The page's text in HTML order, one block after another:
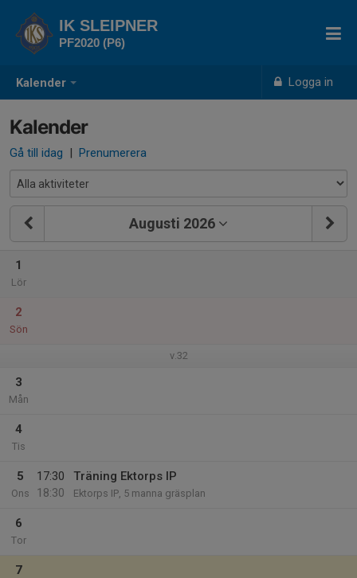
Kalender Logga in
IK SLEIPNER
PF2020 (P6)
Kalender
Gå till idag | Prenumerera
Augusti 2026
1
Lör
2
Sön
v.32
3
Mån
4
Tis
5
Ons
17:30
18:30
Träning Ektorps IP
Ektorps IP, 5 manna gräsplan
6
Tor
7